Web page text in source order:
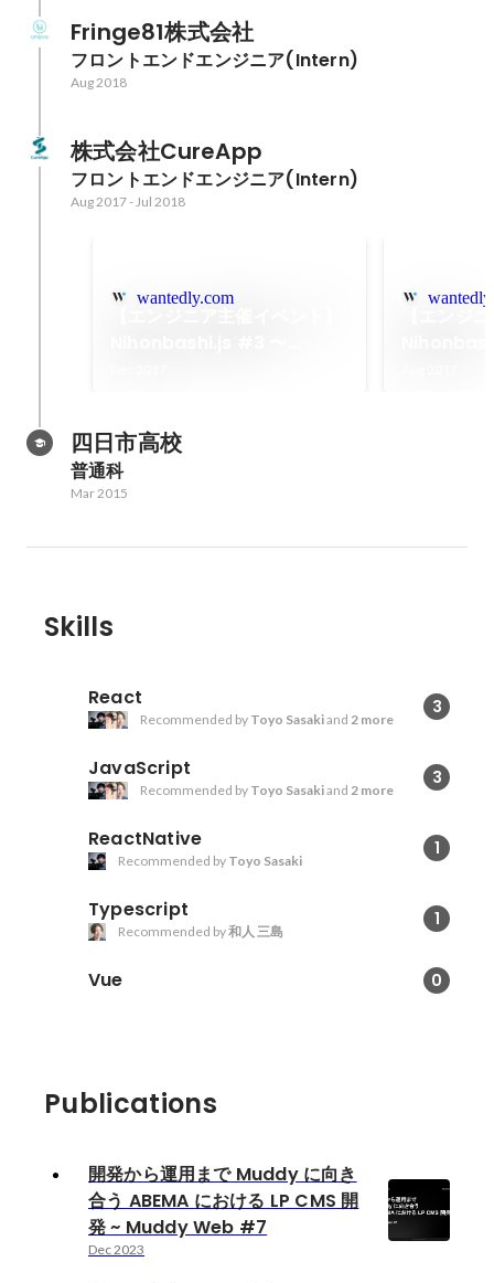
Fringe81株式会社
フロントエンドエンジニア(Intern)
Aug 2018
株式会社CureApp
フロントエンドエンジニア(Intern)
Aug 2017- Jul 2018
wantedly.com
四日市高校
普通科
Mar 2015
Skills
React 3
Recommended by Toyo Sasakiand 2 more
JavaScript 3
Recommended by Toyo Sasakiand 2 more
ReactNative 1
Recommended by Toyo Sasaki
Typescript 1
Recommended by和人 三島
Vue 0
Publications
開発から運用まで Muddy に向き
合う ABEMA における LP CMS 開
発 ~ Muddy Web #7
Dec 2023